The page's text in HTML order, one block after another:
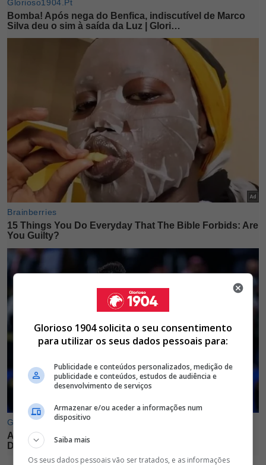
Glorioso 1904 solicita o seu consentimento
para utilizar os seus dados pessoais para:
Publicidade e conteúdos personalizados, medição de
publicidade e conteúdos, estudos de audiência e
desenvolvimento de serviços
Armazenar e/ou aceder a informações num
dispositivo
Saiba mais
Os seus dados pessoais vão ser tratados, e as informações